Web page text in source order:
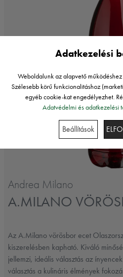
Andrea Milano
A.MILANO
Az A.Milano vörösbor ecet
kiszerelésben kapható. Kiváló
jellemzi, ideális választás az
választás a kulináris élmények
Adatkezelési
Weboldalunk az alapvető
Szélesebb körű funkcionalitáshoz
egyéb cookie-kat engedélyezhet.
Adatvédelmi és adatkezelési
Beállítások